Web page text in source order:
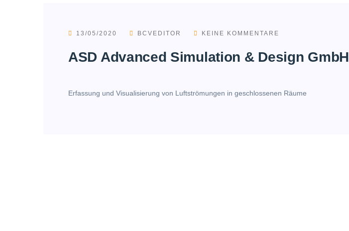
13/05/2020 BCVEDITOR KEINE KOMMENTARE
ASD Advanced Simulation & Design GmbH
Erfassung und Visualisierung von Luftströmungen in geschlossenen Räume